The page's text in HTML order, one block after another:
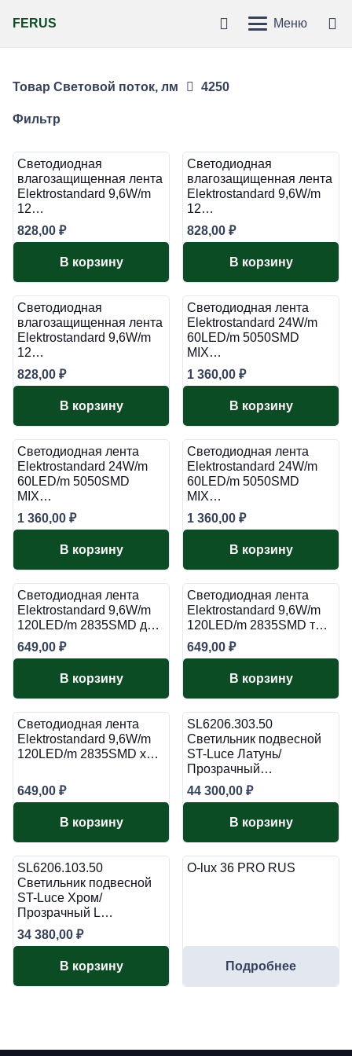
FERUS Меню
Товар Световой поток, лм 4250
Фильтр
Светодиодная
влагозащищенная лента
Elektrostandard 9,6W/m
12…
828,00 ₽
В корзину
Светодиодная
влагозащищенная лента
Elektrostandard 9,6W/m
12…
828,00 ₽
В корзину
Светодиодная
влагозащищенная лента
Elektrostandard 9,6W/m
12…
828,00 ₽
В корзину
Светодиодная лента
Elektrostandard 24W/m
60LED/m 5050SMD
MIX…
1 360,00 ₽
В корзину
Светодиодная лента
Elektrostandard 24W/m
60LED/m 5050SMD
MIX…
1 360,00 ₽
В корзину
Светодиодная лента
Elektrostandard 24W/m
60LED/m 5050SMD
MIX…
1 360,00 ₽
В корзину
Светодиодная лента
Elektrostandard 9,6W/m
120LED/m 2835SMD д…
649,00 ₽
В корзину
Светодиодная лента
Elektrostandard 9,6W/m
120LED/m 2835SMD т…
649,00 ₽
В корзину
Светодиодная лента
Elektrostandard 9,6W/m
120LED/m 2835SMD х…
649,00 ₽
В корзину
SL6206.303.50
Светильник подвесной
ST-Luce Латунь/
Прозрачный…
44 300,00 ₽
В корзину
SL6206.103.50
Светильник подвесной
ST-Luce Хром/
Прозрачный L…
34 380,00 ₽
В корзину
O-lux 36 PRO RUS
Подробнее